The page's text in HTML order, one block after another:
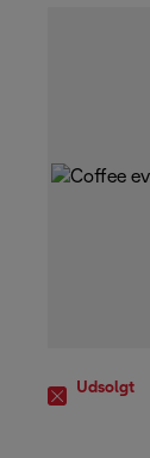
Udsolgt